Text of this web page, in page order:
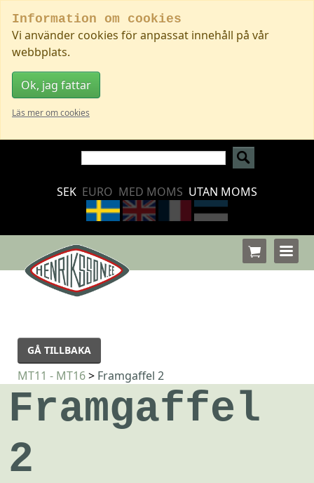
Information om cookies
Vi använder cookies för anpassat innehåll på vår
webbplats.
Ok, jag fattar
Läs mer om cookies
SEK EURO MED MOMS UTAN MOMS
GÅ TILLBAKA
MT11 - MT16> Framgaffel 2
Framgaffel
2